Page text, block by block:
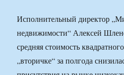
Исполнительный директор
недвижимости“ Алексей
средняя стоимость
„вторичке“ за полгода